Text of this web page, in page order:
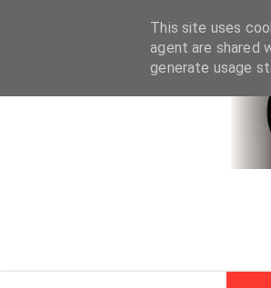
This site uses
agent are shared
generate usage